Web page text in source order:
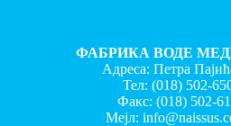
ФАБРИКА ВОДЕ
Адреса: Петра
Тел: (018) 502-
Факс:(018) 502-
Мејл: